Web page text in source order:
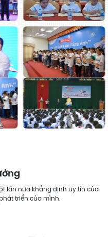
lần nữa khẳng định uy tín của
triển của mình.